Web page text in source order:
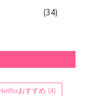
(34)
おすすめ (4)